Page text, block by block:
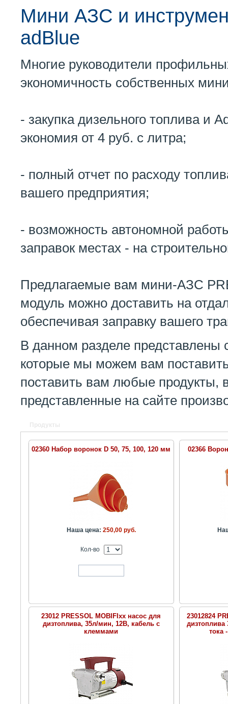
Мини АЗС и
adBlue
Многие руководители
экономичность собственных
- закупка дизельного топлива и
экономия от 4 руб. с литра;
- полный отчет по расходу
вашего предприятия;
- возможность автономной
заправок местах - на
Предлагаемые вам мини-АЗС
модуль можно доставить на
обеспечивая заправку вашего
В данном разделе
которые мы можем вам
поставить вам любые продукты,
представленные на сайте
02360 Набор воронок D 50, 75, 100, 120 мм
Наша цена: 250,00 руб.
Кол-во
02366
23012 PRESSOL MOBIFIxx насос для
дизтоплива, 35л/мин, 12В, кабель с
клеммами
23012824
дизтоплива
тока